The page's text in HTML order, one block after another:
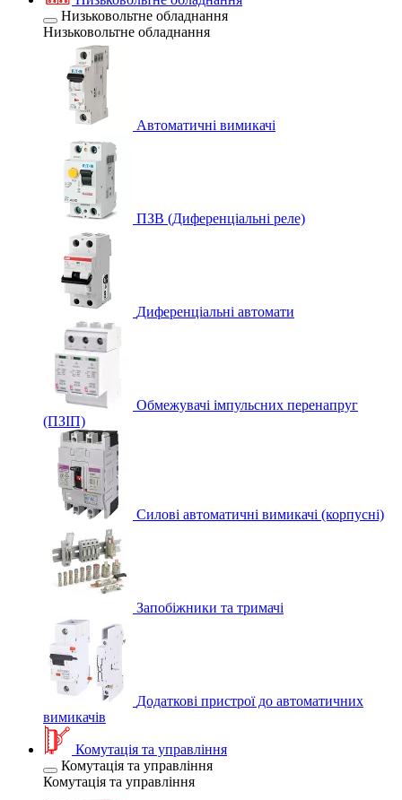
Низьковольтне обладнання
Низьковольтне обладнання
Автоматичні вимикачі
ПЗВ (Диференціальні реле)
Диференціальні автомати
Обмежувачі імпульсних перенапруг
(ПЗІП)
Силові автоматичні вимикачі (корпусні)
Запобіжники та тримачі
Додаткові пристрої до автоматичних
вимикачів
Комутація та управління
Комутація та управління
Комутація та управління